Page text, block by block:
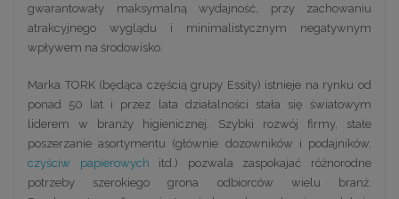
gwarantowały maksymalną wydajność, przy zachowaniu
atrakcyjnego wyglądu i minimalistycznym negatywnym
wpływem na środowisko.
Marka TORK (będąca częścią grupy Essity) istnieje na rynku od
ponad 50 lat i przez lata działalności stała się światowym
liderem w branży higienicznej. Szybki rozwój firmy, stałe
poszerzanie asortymentu (głównie dozowników i podajników,
czyściw papierowych itd.) pozwala zaspokajać różnorodne
potrzeby szerokiego grona odbiorców wielu branż.